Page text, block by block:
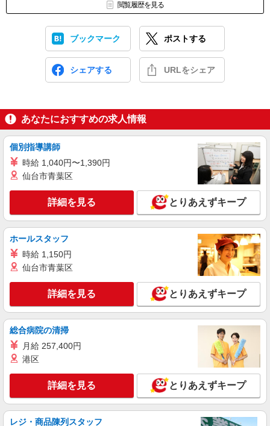
閲覧履歴を見る
ブックマーク ポストする
シェアする URLをシェア
あなたにおすすめの求人情報
個別指導講師
時給 1,040円〜1,390円
仙台市青葉区
詳細を見る とりあえずキープ
ホールスタッフ
時給 1,150円
仙台市青葉区
詳細を見る とりあえずキープ
総合病院の清掃
月給 257,400円
港区
詳細を見る とりあえずキープ
レジ・商品陳列スタッフ